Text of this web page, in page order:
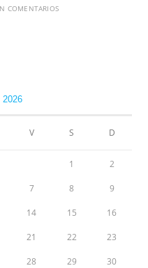
COMENTARIOS
2026
V S D
1 2
7 8 9
14 15 16
21 22 23
28 29 30